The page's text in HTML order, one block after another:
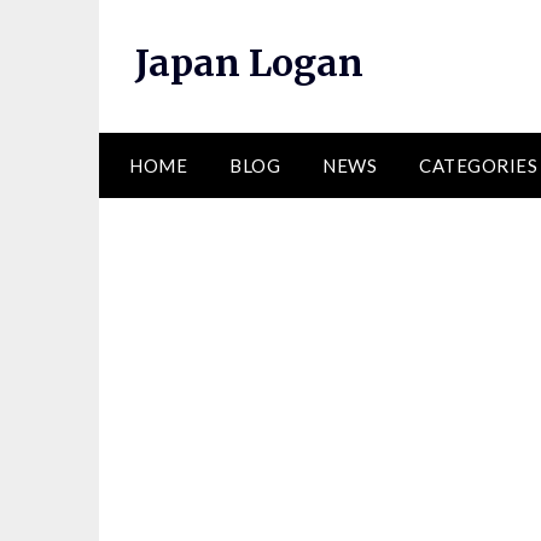
Japan Logan
HOME BLOG NEWS CATEGORIES